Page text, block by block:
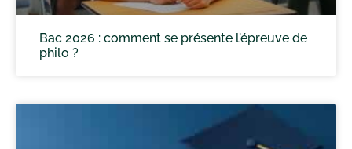
Bac 2026 : comment se présente l’épreuve de
philo ?